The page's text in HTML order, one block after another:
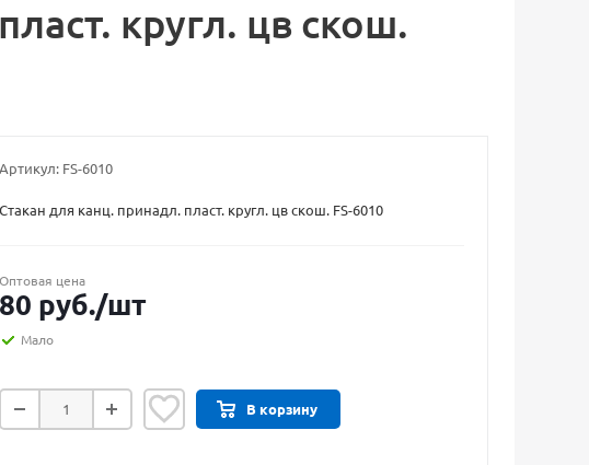
кругл. цв скош.
Артикул: FS-6010
Стакан для канц. принадл. пласт. кругл. цв скош. FS-6010
Оптовая цена
80 руб./шт
Мало
В корзину